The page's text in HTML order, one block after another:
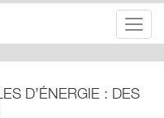
D’ÉNERGIE : DES